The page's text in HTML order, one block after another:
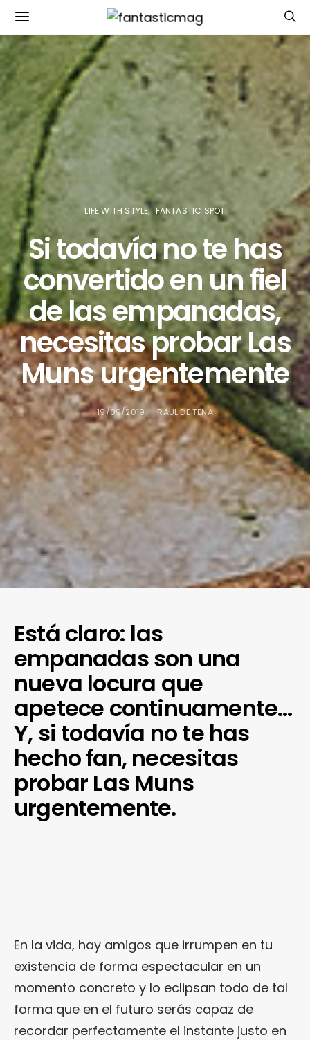
LIFE WITH STYLE FANTASTIC SPOT
Si todavía no te has
convertido en un fiel
de las empanadas,
necesitas probar Las
Muns urgentemente
19/09/2019 RAÜL DE TENA
Está claro: las
empanadas son una
nueva locura que
apetece continuamente…
Y, si todavía no te has
hecho fan, necesitas
probar Las Muns
urgentemente.
En la vida, hay amigos que irrumpen en tu
existencia de forma espectacular en un
momento concreto y lo eclipsan todo de tal
forma que en el futuro serás capaz de
recordar perfectamente el instante justo en